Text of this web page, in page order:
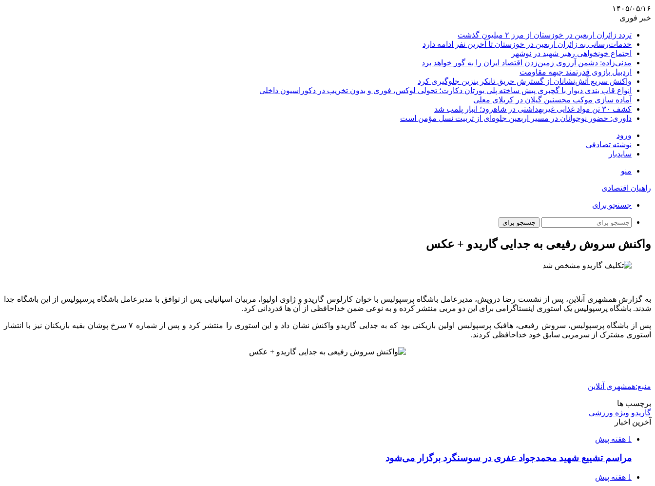
۱۴۰۵/۰۵/۱۶
خبر فوری
تردد زائران اربعین در خوزستان از مرز ۲ میلیون گذشت
خدمات‌رسانی به زائران اربعین در خوزستان تا آخرین نفر ادامه دارد
اجتماع خونخواهی رهبر شهید در نوشهر
مدنی‌زاده: دشمن آرزوی زمین‌زدن اقتصاد ایران را به گور خواهد برد
اردبیل بازوی قدرتمند جبهه مقاومت
واکنش سریع آتش‌نشانان از گسترش حریق تانکر بنزین جلوگیری کرد
انواع قاب بندی دیوار با گچبری پیش ساخته پلی یورتان دکارت؛ تحولی لوکس، فوری و بدون تخریب در دکوراسیون داخلی
آماده سازی موکب محسنین گیلان در کربلای معلی
کشف ۳۰ تن مواد غذایی غیربهداشتی در شاهرود؛ انبار پلمب شد
داوری: حضور نوجوانان در مسیر اربعین جلوه‌ای از تربیت نسل مؤمن است
ورود
نوشته تصادفی
سایدبار
منو
راهیان اقتصادی
جستجو برای
جستجو برای
واکنش سروش رفیعی به جدایی گاریدو + عکس
به گزارش همشهری آنلاین، پس از نشست رضا درویش، مدیرعامل باشگاه پرسپولیس با خوان کارلوس گاریدو و ژاوی اولیوا، مربیان اسپانیایی پس از توافق با مدیرعامل باشگاه پرسپولیس از این باشگاه جدا
شدند. باشگاه پرسپولیس یک استوری اینستاگرامی برای این دو مربی منتشر کرده و به نوعی ضمن خداحافظی از آن ها قدردانی کرد.
پس از باشگاه پرسپولیس، سروش رفیعی، هافبک پرسپولیس اولین بازیکنی بود که به جدایی گاریدو واکنش نشان داد و این استوری را منتشر کرد و پس از شماره ۷ سرخ پوشان بقیه بازیکنان نیز با انتشار
استوری مشترک از سرمربی سابق خود خداحافظی کردند.
منبع:همشهری آنلاین
برچسب ها
گاریدو ویژه ورزشی
آخرین اخبار
1 هفته پیش
مراسم تشییع شهید محمدجواد عفری در سوسنگرد برگزار می‌شود
1 هفته پیش